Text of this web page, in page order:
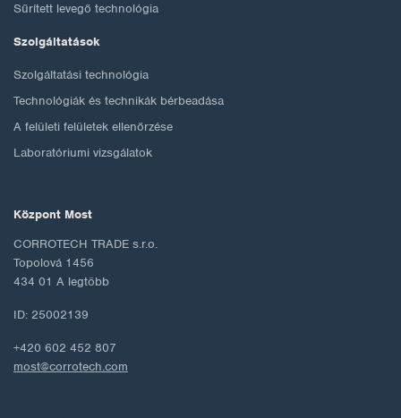
Sűrített levegő technológia
Szolgáltatások
Szolgáltatási technológia
Technológiák és technikák bérbeadása
A felületi felületek ellenőrzése
Laboratóriumi vizsgálatok
Központ Most
CORROTECH TRADE s.r.o.
Topolová 1456
434 01 A legtöbb
ID: 25002139
+420 602 452 807
most@corrotech.com